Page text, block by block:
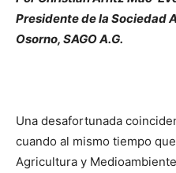
Presidente de la Sociedad
Osorno, SAGO A.G.
Una desafortunada
cuando al mismo tiempo
Agricultura y